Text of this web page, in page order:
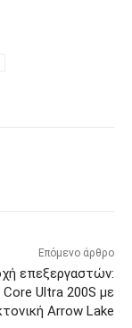
Επόμενο άρθρο
επεξεργαστών:
Core Ultra 200S με
Arrow Lake